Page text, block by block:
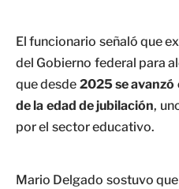
El funcionario señaló que
del Gobierno federal para
que desde 2025 se
de la edad de jubilación,
por el sector educativo.
Mario Delgado sostuvo